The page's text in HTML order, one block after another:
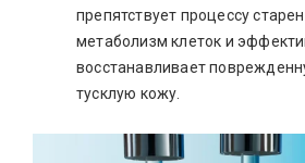
препятствует процессу
метаболизм клеток и
восстанавливает
тусклую кожу.